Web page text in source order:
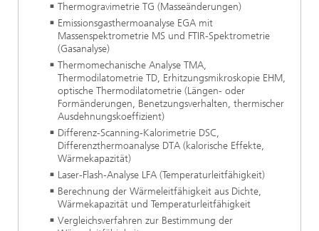
Thermogravimetrie TG (Masseänderungen)
Emissionsgasthermoanalyse EGA mit
Massenspektrometrie MS und FTIR-Spektrometrie
(Gasanalyse)
Thermomechanische Analyse TMA,
Thermodilatometrie TD, Erhitzungsmikroskopie EHM,
optische Thermodilatometrie (Längen- oder
Formänderungen, Benetzungsverhalten, thermischer
Ausdehnungskoeffizient)
Differenz-Scanning-Kalorimetrie DSC,
Differenzthermoanalyse DTA (kalorische Effekte,
Wärmekapazität)
Laser-Flash-Analyse LFA (Temperaturleitfähigkeit)
Berechnung der Wärmeleitfähigkeit aus Dichte,
Wärmekapazität und Temperaturleitfähigkeit
Vergleichsverfahren zur Bestimmung der